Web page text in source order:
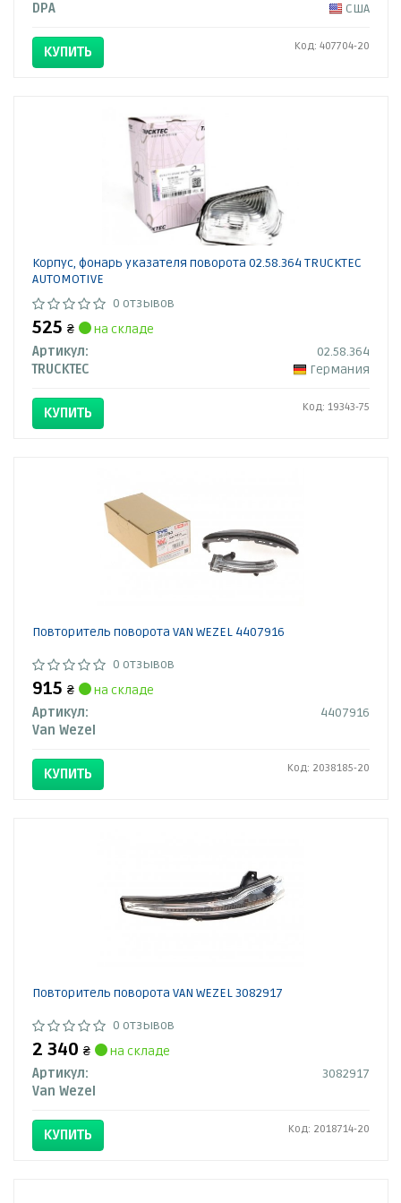
DPA
США
КУПИТЬ Код: 407704-20
Корпус, фонарь указателя поворота 02.58.364 TRUCKTEC
AUTOMOTIVE
0 отзывов
525 ₴
на складе
Артикул:
02.58.364
TRUCKTEC
Германия
КУПИТЬ Код: 19343-75
Повторитель поворота VAN WEZEL 4407916
0 отзывов
915 ₴
на складе
Артикул:
4407916
Van Wezel
КУПИТЬ Код: 2038185-20
Повторитель поворота VAN WEZEL 3082917
0 отзывов
2 340 ₴
на складе
Артикул:
3082917
Van Wezel
КУПИТЬ Код: 2018714-20